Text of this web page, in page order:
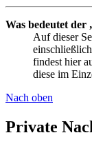
Was bedeutet der
Auf dieser
findest hier
diese im
Nach oben
Private